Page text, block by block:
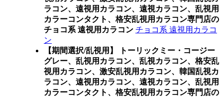
ラコン、遠視用カラコン、遠視カラコン、乱視用
カラーコンタクト、格安乱視用カラコン専門店の
チョコ系 遠視用カラコン チョコ系 遠視用カラコ
ン
【期間選択/乱視用】 トーリックミー・コージー
グレー、乱視用カラコン、乱視カラコン、格安乱
視用カラコン、激安乱視用カラコン、韓国乱視カ
ラコン、遠視用カラコン、遠視カラコン、乱視用
カラーコンタクト、格安乱視用カラコン専門店の